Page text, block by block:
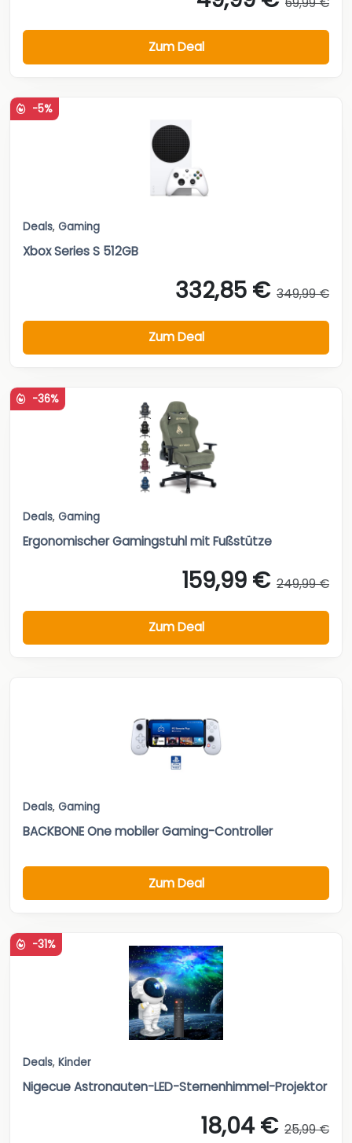
Zum Deal
-5%
Deals, Gaming
Xbox Series S 512GB
332,85 € 349,99 €
Zum Deal
-36%
Deals, Gaming
Ergonomischer Gamingstuhl mit Fußstütze
159,99 € 249,99 €
Zum Deal
Deals, Gaming
BACKBONE One mobiler Gaming-Controller
Zum Deal
-31%
Deals, Kinder
Nigecue Astronauten-LED-Sternenhimmel-Projektor
18,04 € 25,99 €